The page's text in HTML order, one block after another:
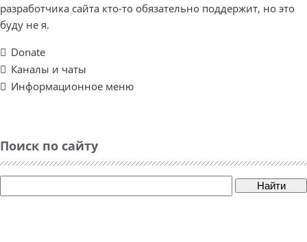
разработчика сайта кто-то обязательно поддержит, но это
буду не я.
Donate
Каналы и чаты
Информационное меню
Поиск по сайту
Найти